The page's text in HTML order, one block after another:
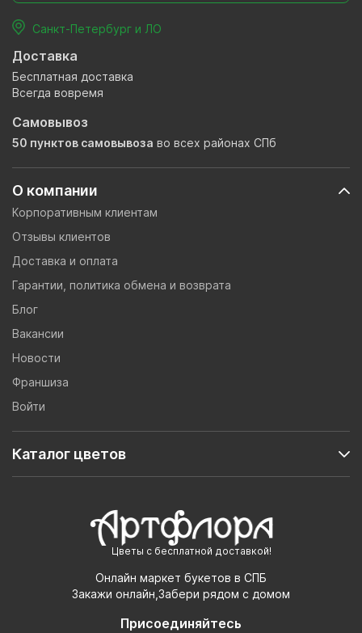
Цветы с бесплатной доставкой!
Онлайн маркет букетов в СПБ
Закажи онлайн,Забери рядом с домом
Присоединяйтесь
О компании
Корпоративным клиентам
Отзывы клиентов
Доставка и оплата
Гарантии, политика обмена и возврата
Блог
Вакансии
Новости
Франшиза
Войти
Каталог цветов
Санкт-Петербург и ЛО
Доставка
Бесплатная доставка
Всегда вовремя
Самовывоз
50 пунктов самовывоза во всех районах СПб